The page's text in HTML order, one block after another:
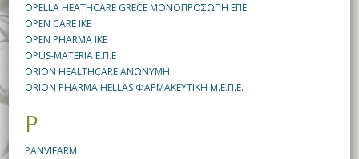
OPELLA HEATHCARE GRECE ΜΟΝΟΠΡΟΣΩΠΗ ΕΠΕ
OPEN CARE IKE
OPEN PHARMA IKE
OPUS-MATERIA Ε.Π.Ε
ORION HEALTHCARE ΑΝΩΝΥΜΗ
ORION PHARMA HELLAS ΦΑΡΜΑΚΕΥΤΙΚΗ M.E.Π.Ε.
P
PANVIFARM